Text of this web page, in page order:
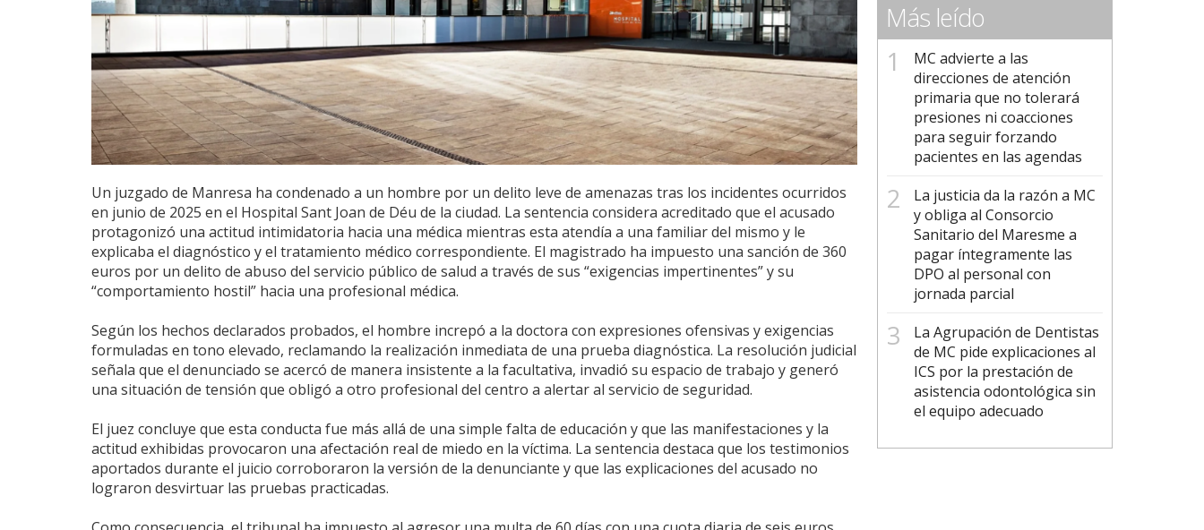
Un juzgado de Manresa ha condenado a un hombre por un delito leve de amenazas tras los incidentes ocurridos
en junio de 2025 en el Hospital Sant Joan de Déu de la ciudad. La sentencia considera acreditado que el acusado
protagonizó una actitud intimidatoria hacia una médica mientras esta atendía a una familiar del mismo y le
explicaba el diagnóstico y el tratamiento médico correspondiente. El magistrado ha impuesto una sanción de 360
euros por un delito de abuso del servicio público de salud a través de sus “exigencias impertinentes” y su
“comportamiento hostil” hacia una profesional médica.
Según los hechos declarados probados, el hombre increpó a la doctora con expresiones ofensivas y exigencias
formuladas en tono elevado, reclamando la realización inmediata de una prueba diagnóstica. La resolución judicial
señala que el denunciado se acercó de manera insistente a la facultativa, invadió su espacio de trabajo y generó
una situación de tensión que obligó a otro profesional del centro a alertar al servicio de seguridad.
El juez concluye que esta conducta fue más allá de una simple falta de educación y que las manifestaciones y la
actitud exhibidas provocaron una afectación real de miedo en la víctima. La sentencia destaca que los testimonios
aportados durante el juicio corroboraron la versión de la denunciante y que las explicaciones del acusado no
lograron desvirtuar las pruebas practicadas.
Más leído
MC advierte a las
direcciones de atención
primaria que no tolerará
presiones ni coacciones
para seguir forzando
pacientes en las agendas
La justicia da la razón a MC
y obliga al Consorcio
Sanitario del Maresme a
pagar íntegramente las
DPO al personal con
jornada parcial
La Agrupación de Dentistas
de MC pide explicaciones al
ICS por la prestación de
asistencia odontológica sin
el equipo adecuado